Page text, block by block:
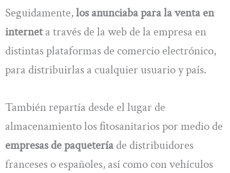
Seguidamente,los anunciaba para la venta en
interneta través de la web de la empresa en
distintas plataformas de comercio electrónico,
para distribuirlas a cualquier usuario y país.
También repartía desde el lugar de
almacenamiento los fitosanitarios por medio de
empresas de paqueteríade distribuidores
franceses o españoles, así como con vehículos